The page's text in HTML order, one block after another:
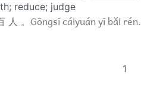
reduce; judge
人 。 Gōngsī cáiyuán yī bǎi rén.
1